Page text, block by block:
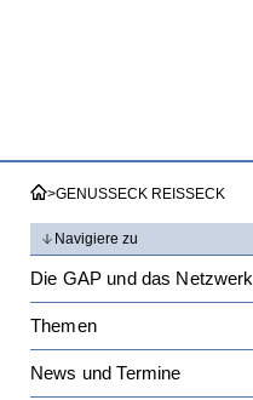
>GENUSSECK REISSECK
Navigiere zu
Die GAP und das Netzwerk
Themen
News und Termine